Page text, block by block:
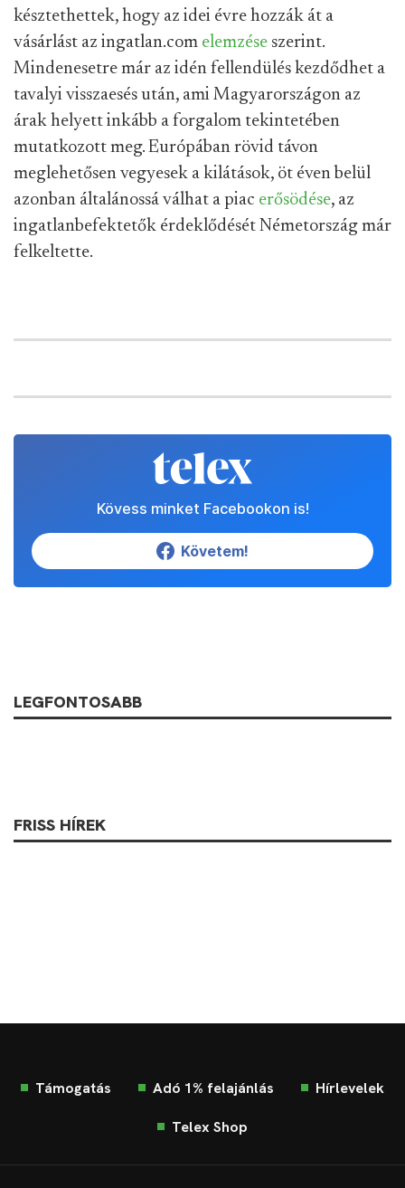
késztethettek, hogy az idei évre hozzák át a
vásárlást az ingatlan.com elemzése szerint.
Mindenesetre már az idén fellendülés kezdődhet a
tavalyi visszaesés után, ami Magyarországon az
árak helyett inkább a forgalom tekintetében
mutatkozott meg. Európában rövid távon
meglehetősen vegyesek a kilátások, öt éven belül
azonban általánossá válhat a piac erősödése, az
ingatlanbefektetők érdeklődését Németország már
felkeltette.
Kövess minket Facebookon is!
Követem!
LEGFONTOSABB
FRISS HÍREK
Támogatás Adó 1% felajánlás Hírlevelek
Telex Shop